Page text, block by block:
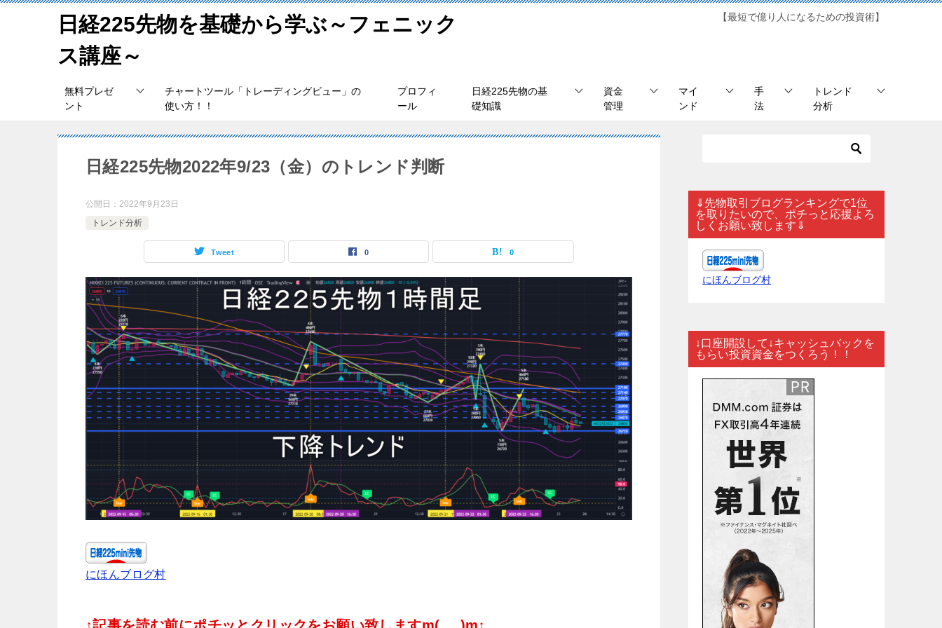
日経225先物を基礎から学ぶ～フェニック
ス講座～
【最短で億り人になるための投資術】
無料プレゼ
ント
チャートツール「トレーディングビュー」の
使い方！！
プロフィ
ール
日経225先物の基
礎知識
資金
管理
マイ
ンド
手
法
トレンド
分析
日経225先物2022年9/23（金）のトレンド判断
公開日： 2022年9月23日
トレンド分析
Tweet 0 0
にほんブログ村
⇓先物取引ブログランキングで1位
を取りたいので、ポチっと応援よろ
しくお願い致します⇓
にほんブログ村
↓口座開設して↓キャッシュバックを
もらい投資資金をつくろう！！